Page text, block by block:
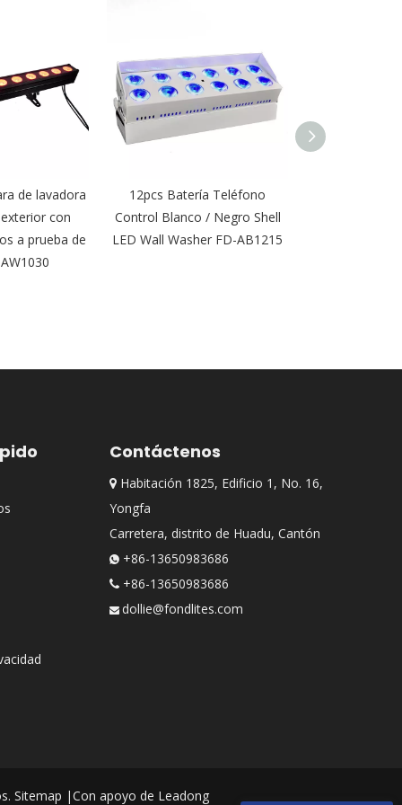
de lavadora
con
a prueba de
12pcs Batería Teléfono
Control Blanco / Negro Shell
LED Wall Washer FD-AB1215
Contáctenos
Habitación 1825, Edificio 1, No. 16,
Yongfa
Carretera, distrito de Huadu, Cantón
+86-13650983686
+86-13650983686
 dollie@fondlites.com
Sitemap |Con apoyo de Leadong